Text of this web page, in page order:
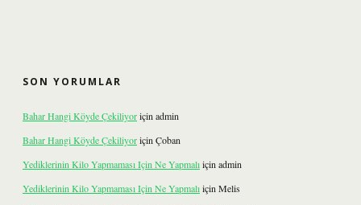
SON YORUMLAR
Bahar Hangi Köyde Çekiliyoriçin admin
Bahar Hangi Köyde Çekiliyoriçin Çoban
Yediklerinin Kilo Yapmaması Için Ne Yapmalıiçin admin
Yediklerinin Kilo Yapmaması Için Ne Yapmalıiçin Melis